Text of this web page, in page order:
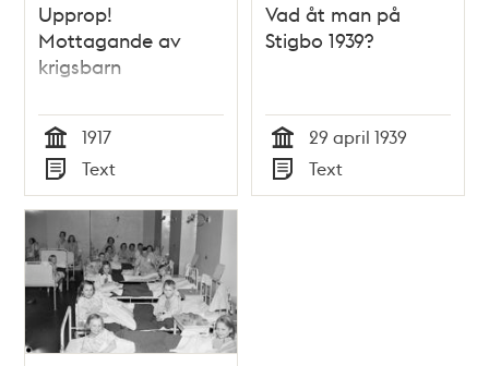
Upprop!
Mottagande av
krigsbarn
Tid
1917
Typ
Text
Vad åt man på
Stigbo 1939?
Tid
29 april 1939
Typ
Text